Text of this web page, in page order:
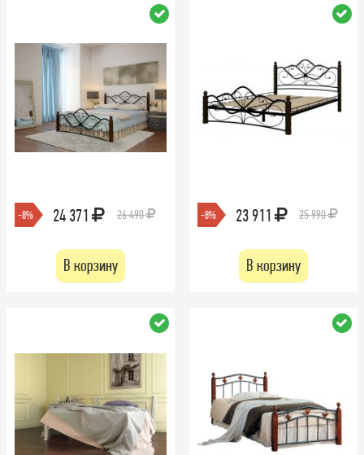
-8% 24 371 26 490
В корзину
-8% 23 911 25 990
В корзину